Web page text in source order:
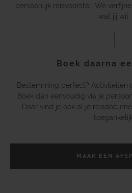
persoonlijk reisvoorstel. We
wat jij wil.
Boek daarna
Bestemming perfect? Activiteiten
Boek dan eenvoudig via je
Daar vind je ook al je
MAAK EEN